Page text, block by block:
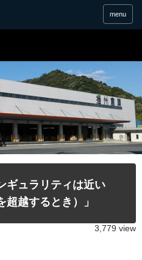
menu
ギュラリティは近い
超越するとき）」
3,779 view